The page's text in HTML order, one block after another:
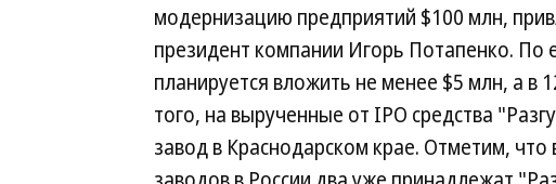
модернизацию предприятий $100 млн,
президент компании Игорь Потапенко. По
планируется вложить не менее $5 млн, а
того, на вырученные от IPO средства
завод в Краснодарском крае. Отметим,